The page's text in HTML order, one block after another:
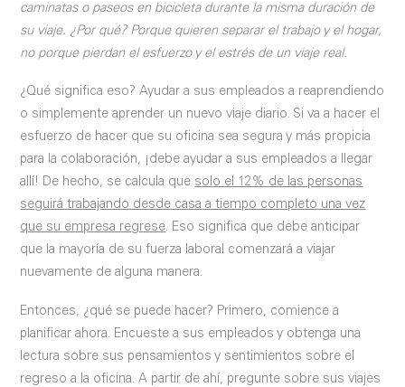
caminatas o paseos en bicicleta durante la misma duración de
su viaje. ¿Por qué? Porque quieren separar el trabajo y el hogar,
no porque pierdan el esfuerzo y el estrés de un viaje real.
¿Qué significa eso? Ayudar a sus empleados a reaprendiendo
o simplemente aprender un nuevo viaje diario. Si va a hacer el
esfuerzo de hacer que su oficina sea segura y más propicia
para la colaboración, ¡debe ayudar a sus empleados a llegar
allí! De hecho, se calcula que solo el 12% de las personas
seguirá trabajando desde casa a tiempo completo una vez
que su empresa regrese. Eso significa que debe anticipar
que la mayoría de su fuerza laboral comenzará a viajar
nuevamente de alguna manera.
Entonces, ¿qué se puede hacer? Primero, comience a
planificar ahora. Encueste a sus empleados y obtenga una
lectura sobre sus pensamientos y sentimientos sobre el
regreso a la oficina. A partir de ahí, pregunte sobre sus viajes